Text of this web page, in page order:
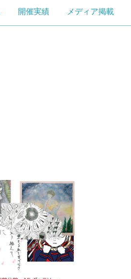
開催実績 メディア掲載